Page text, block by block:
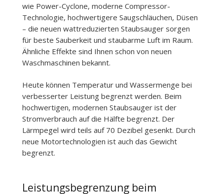
wie Power-Cyclone, moderne Compressor-
Technologie, hochwertigere Saugschläuchen, Düsen
– die neuen wattreduzierten Staubsauger sorgen
für beste Sauberkeit und staubarme Luft im Raum.
Ähnliche Effekte sind Ihnen schon von neuen
Waschmaschinen bekannt.
Heute können Temperatur und Wassermenge bei
verbesserter Leistung begrenzt werden. Beim
hochwertigen, modernen Staubsauger ist der
Stromverbrauch auf die Hälfte begrenzt. Der
Lärmpegel wird teils auf 70 Dezibel gesenkt. Durch
neue Motortechnologien ist auch das Gewicht
begrenzt.
Leistungsbegrenzung beim